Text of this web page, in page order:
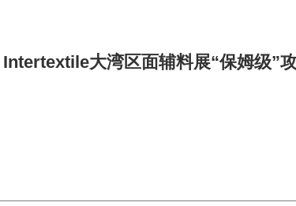
大湾区面辅料展“保姆级”